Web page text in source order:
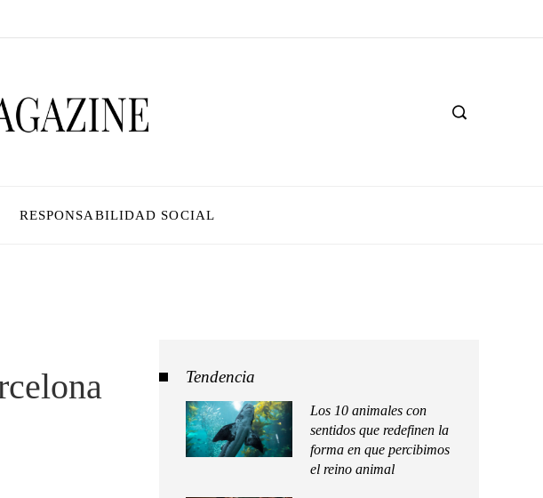
RESPONSABILIDAD SOCIAL
Tendencia
Los 10 animales con
sentidos que redefinen la
forma en que percibimos
el reino animal